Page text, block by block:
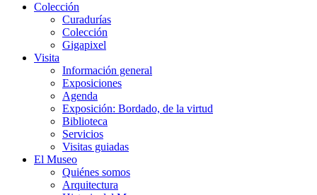
Colección
Curadurías
Colección
Gigapixel
Visita
Información general
Exposiciones
Agenda
Exposición: Bordado, de la virtud
Biblioteca
Servicios
Visitas guiadas
El Museo
Quiénes somos
Arquitectura